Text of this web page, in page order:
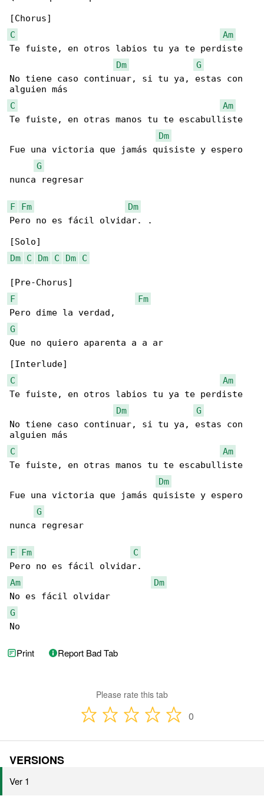
C
Am
Te fuiste, en otros labios tu ya te perdiste
Dm
G
No tiene caso continuar, si tu ya, estas con
C
Am
Te fuiste, en otras manos tu te escabulliste
Dm
Fue una victoria que jamás quisiste y espero
G
nunca regresar
F Fm
Dm
Pero no es fácil olvidar. .
Dm
C Dm C Dm C
F
Fm
G
Que no quiero aparenta a a ar
C
Am
Te fuiste, en otros labios tu ya te perdiste
Dm
G
No tiene caso continuar, si tu ya, estas con
C
Am
Te fuiste, en otras manos tu te escabulliste
Dm
Fue una victoria que jamás quisiste y espero
G
nunca regresar
F Fm
C
Am
Dm
G
No
Print Report Bad Tab
Please rate this tab
0
VERSIONS
Ver 1